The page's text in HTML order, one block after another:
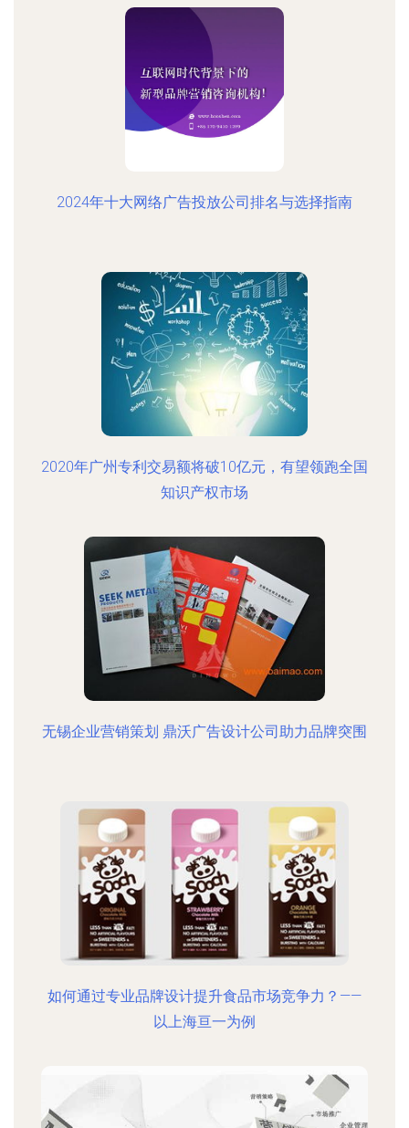
2024年十大网络广告投放公司排名与选择指南
2020年广州专利交易额将破10亿元，有望领跑全国
知识产权市场
无锡企业营销策划 鼎沃广告设计公司助力品牌突围
如何通过专业品牌设计提升食品市场竞争力？——
以上海亘一为例